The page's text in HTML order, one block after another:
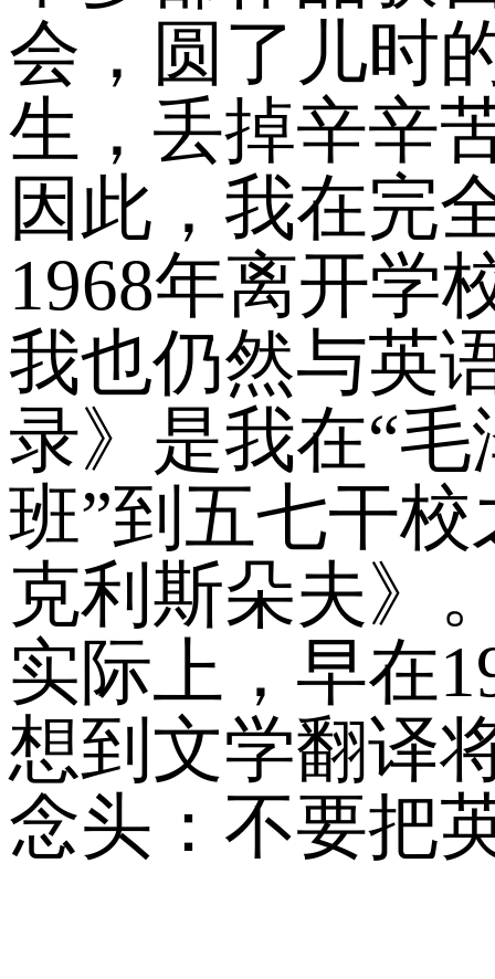
会，圆了儿时
生，丢掉辛辛
因此，我在完
1968年离开学
我也仍然与英
录》是我在“
班”到五七干
克利斯朵夫》
实际上，早在
想到文学翻译
念头：不要把